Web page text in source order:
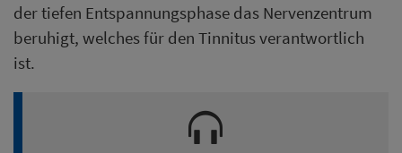
der tiefen Entspannungsphase das Nervenzentrum
beruhigt, welches für den Tinnitus verantwortlich
ist.